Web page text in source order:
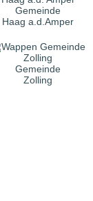
Gemeinde
Haag a.d.Amper
Gemeinde
Zolling